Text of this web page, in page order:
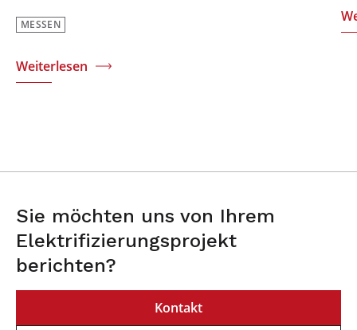
MESSEN
Weiterlesen
Sie möchten uns von Ihrem
Elektrifizierungsprojekt
berichten?
Kontakt